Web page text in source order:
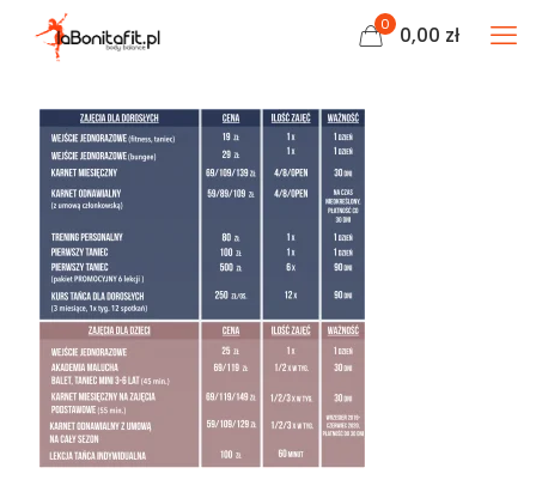
0 0,00 zł